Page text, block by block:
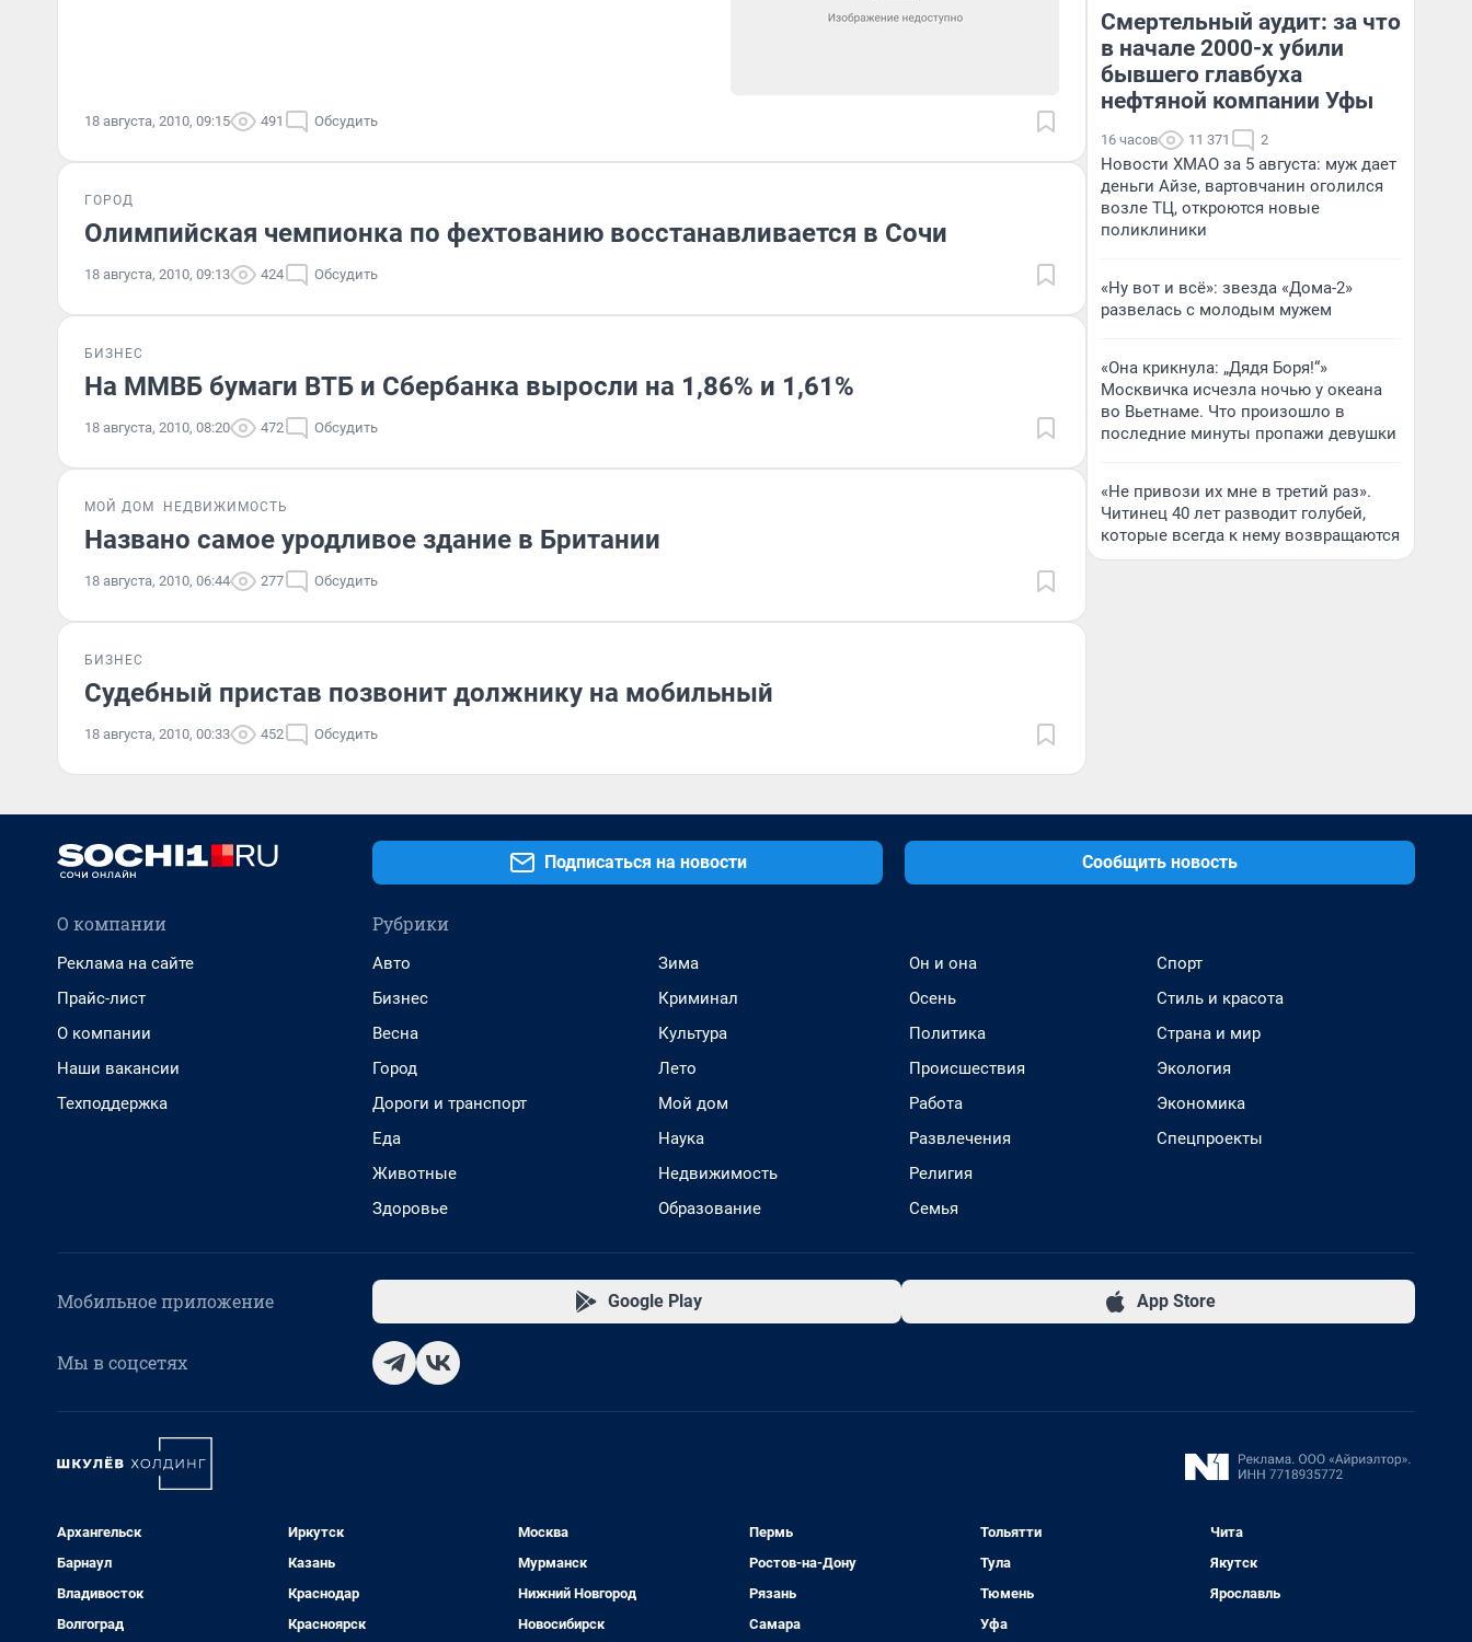
18 августа, 2010, 09:15 491 Обсудить
ГОРОД
Олимпийская чемпионка по фехтованию восстанавливается в Сочи
18 августа, 2010, 09:13 424 Обсудить
БИЗНЕС
На ММВБ бумаги ВТБ и Сбербанка выросли на 1,86% и 1,61%
18 августа, 2010, 08:20 472 Обсудить
МОЙ ДОМ НЕДВИЖИМОСТЬ
Названо самое уродливое здание в Британии
18 августа, 2010, 06:44 277 Обсудить
БИЗНЕС
Судебный пристав позвонит должнику на мобильный
18 августа, 2010, 00:33 452 Обсудить
Яна Шаламова
Смертельный аудит: за что
в начале 2000-х убили
бывшего главбуха
нефтяной компании Уфы
16 часов 11 371 2
Новости ХМАО за 5 августа: муж дает
деньги Айзе, вартовчанин оголился
возле ТЦ, откроются новые
поликлиники
«Ну вот и всё»: звезда «Дома-2»
развелась с молодым мужем
«Она крикнула: „Дядя Боря!“»
Москвичка исчезла ночью у океана
во Вьетнаме. Что произошло в
последние минуты пропажи девушки
«Не привози их мне в третий раз».
Читинец 40 лет разводит голубей,
которые всегда к нему возвращаются
Подписаться на новости Сообщить новость
О компании
Реклама на сайте
Прайс-лист
О компании
Наши вакансии
Техподдержка
Рубрики
Авто
Бизнес
Весна
Город
Дороги и транспорт
Еда
Животные
Здоровье
Зима
Криминал
Культура
Лето
Мой дом
Наука
Недвижимость
Образование
Он и она
Осень
Политика
Происшествия
Работа
Развлечения
Религия
Семья
Спорт
Стиль и красота
Страна и мир
Экология
Экономика
Спецпроекты
Мобильное приложение Google Play App Store
Мы в соцсетях
Архангельск
Барнаул
Владивосток
Волгоград
Иркутск
Казань
Краснодар
Красноярск
Москва
Мурманск
Нижний Новгород
Новосибирск
Пермь
Ростов-на-Дону
Рязань
Самара
Тольятти
Тула
Тюмень
Уфа
Чита
Якутск
Ярославль